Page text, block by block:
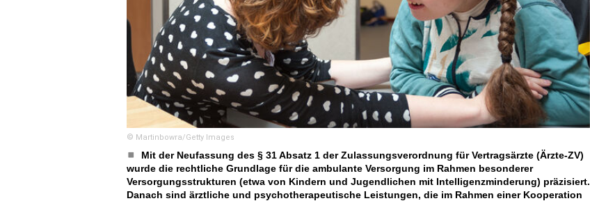
© Martinbowra/Getty Images
Mit der Neufassung des § 31 Absatz 1 der Zulassungsverordnung für Vertragsärzte (Ärzte-ZV)
wurde die rechtliche Grundlage für die ambulante Versorgung im Rahmen besonderer
Versorgungsstrukturen (etwa von Kindern und Jugendlichen mit Intelligenzminderung) präzisiert.
Danach sind ärztliche und psychotherapeutische Leistungen, die im Rahmen einer Kooperation